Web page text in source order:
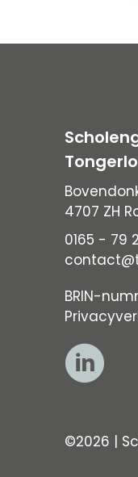
Tongerlo
4707 ZH
0165 - 79
BRIN-
©2026 |